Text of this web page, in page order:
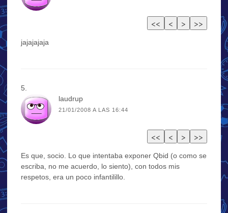
jajajajaja
laudrup
21/01/2008 A LAS 16:44
Es que, socio. Lo que intentaba exponer Qbid (o como se
escriba, no me acuerdo, lo siento), con todos mis
respetos, era un poco infantilillo.